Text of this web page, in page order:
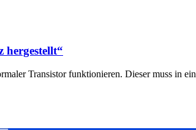
hergestellt“
Transistor funktionieren. Dieser muss in